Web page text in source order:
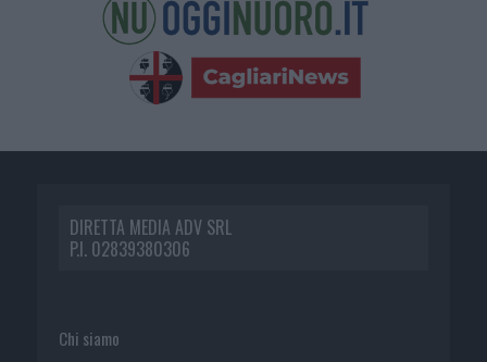
DIRETTA MEDIA ADV SRL
P.I. 02839380306
Chi siamo